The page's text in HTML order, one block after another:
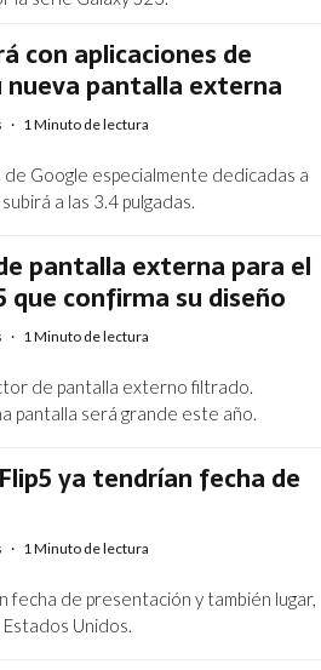
con aplicaciones de
nueva pantalla externa
· 1 Minuto de lectura
de Google especialmente dedicadas a
a las 3.4 pulgadas.
pantalla externa para el
que confirma su diseño
· 1 Minuto de lectura
de pantalla externo filtrado.
pantalla será grande este año.
ya tendrían fecha de
· 1 Minuto de lectura
fecha de presentación y también lugar,
Unidos.